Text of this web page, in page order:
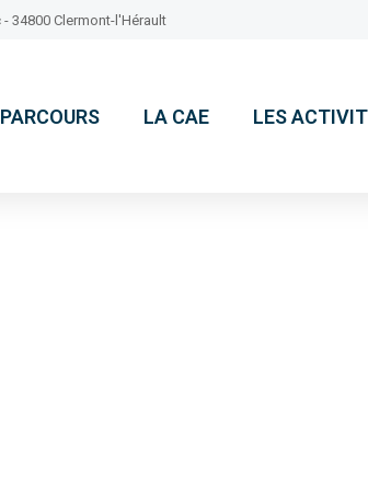
- 34800 Clermont-l'Hérault
LA CAE LES